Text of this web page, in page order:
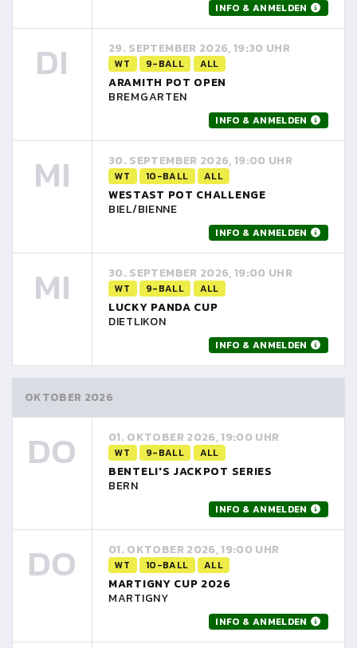
INFO & ANMELDEN
DI 29. SEPTEMBER 2026, 19:30 UHR
WT 9-BALL ALL
ARAMITH POT OPEN
BREMGARTEN
INFO & ANMELDEN
MI 30. SEPTEMBER 2026, 19:00 UHR
WT 10-BALL ALL
WESTAST POT CHALLENGE
BIEL/BIENNE
INFO & ANMELDEN
MI 30. SEPTEMBER 2026, 19:00 UHR
WT 9-BALL ALL
LUCKY PANDA CUP
DIETLIKON
INFO & ANMELDEN
OKTOBER 2026
DO 01. OKTOBER 2026, 19:00 UHR
WT 9-BALL ALL
BENTELI'S JACKPOT SERIES
BERN
INFO & ANMELDEN
DO 01. OKTOBER 2026, 19:00 UHR
WT 10-BALL ALL
MARTIGNY CUP 2026
MARTIGNY
INFO & ANMELDEN